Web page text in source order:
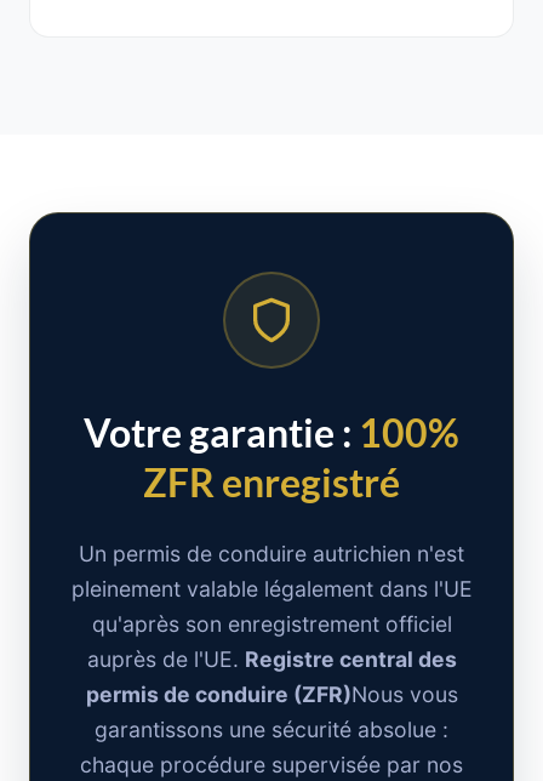
Votre garantie : 100%
ZFR enregistré
Un permis de conduire autrichien n'est
pleinement valable légalement dans l'UE
qu'après son enregistrement officiel
auprès de l'UE. Registre central des
permis de conduire (ZFR)Nous vous
garantissons une sécurité absolue :
chaque procédure supervisée par nos